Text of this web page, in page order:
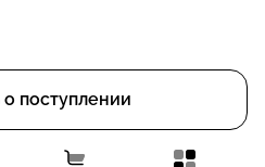
поступлении